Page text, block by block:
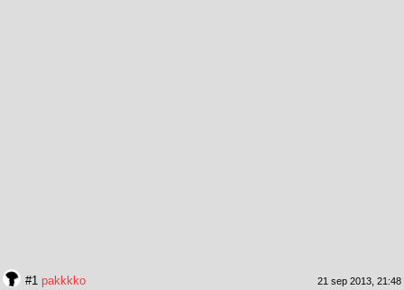
#1 pakkkko 21 sep 2013, 21:48